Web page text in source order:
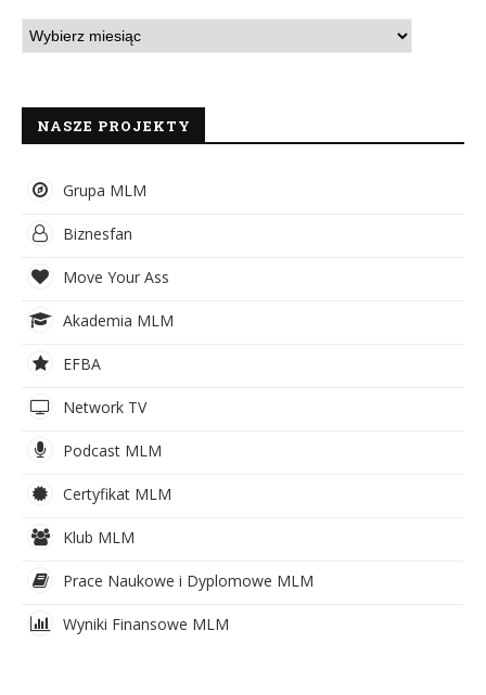
NASZE PROJEKTY
Grupa MLM
Biznesfan
Move Your Ass
Akademia MLM
EFBA
Network TV
Podcast MLM
Certyfikat MLM
Klub MLM
Prace Naukowe i Dyplomowe MLM
Wyniki Finansowe MLM